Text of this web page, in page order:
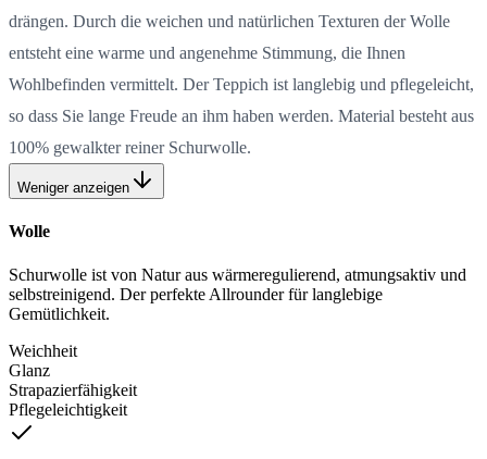
drängen. Durch die weichen und natürlichen Texturen der Wolle
entsteht eine warme und angenehme Stimmung, die Ihnen
Wohlbefinden vermittelt. Der Teppich ist langlebig und pflegeleicht,
so dass Sie lange Freude an ihm haben werden. Material besteht aus
100% gewalkter reiner Schurwolle.
Weniger anzeigen
Wolle
Schurwolle ist von Natur aus wärmeregulierend, atmungsaktiv und
selbstreinigend. Der perfekte Allrounder für langlebige
Gemütlichkeit.
Weichheit
Glanz
Strapazierfähigkeit
Pflegeleichtigkeit